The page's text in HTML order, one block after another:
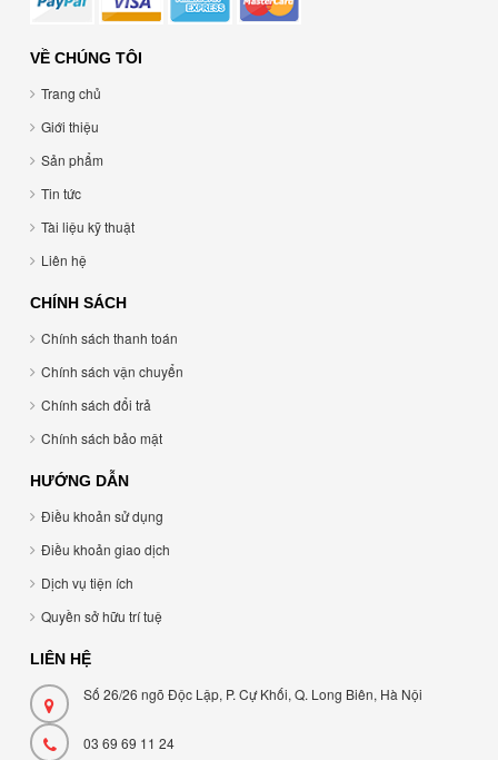
VỀ CHÚNG TÔI
Trang chủ
Giới thiệu
Sản phẩm
Tin tức
Tài liệu kỹ thuật
Liên hệ
CHÍNH SÁCH
Chính sách thanh toán
Chính sách vận chuyển
Chính sách đổi trả
Chính sách bảo mật
HƯỚNG DẪN
Điều khoản sử dụng
Điều khoản giao dịch
Dịch vụ tiện ích
Quyền sở hữu trí tuệ
LIÊN HỆ
Số 26/26 ngõ Độc Lập, P. Cự Khối, Q. Long Biên, Hà Nội
03 69 69 11 24